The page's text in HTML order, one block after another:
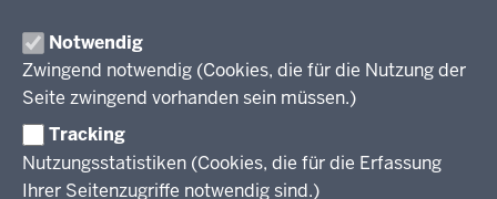
Notwendig
Zwingend notwendig (Cookies, die für die Nutzung der
Seite zwingend vorhanden sein müssen.)
Tracking
Nutzungsstatistiken (Cookies, die für die Erfassung
Ihrer Seitenzugriffe notwendig sind.)
Leitbild
Stellenangebote
Über uns
Professionalisierung
Berufsbildung NRW
Erwachsenenbildung
Wir über uns